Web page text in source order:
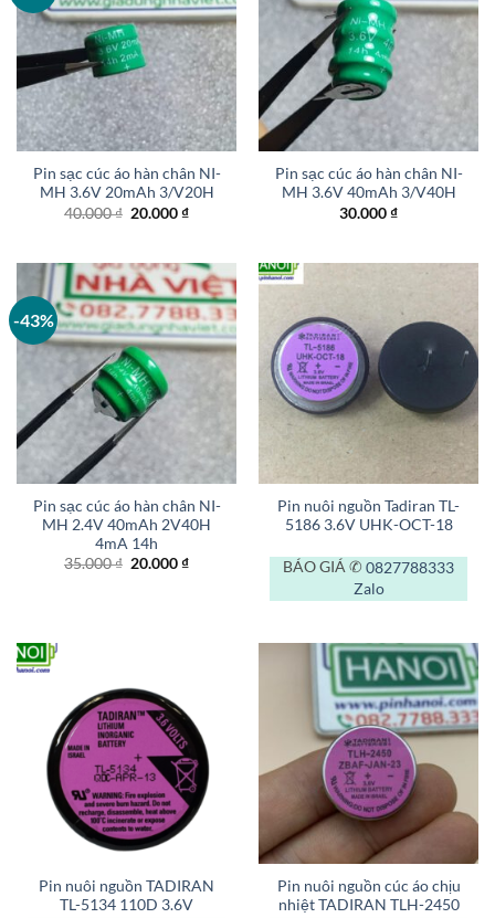
Pin sạc cúc áo hàn chân NI-
MH 3.6V 20mAh 3/V20H
40.000₫ Giá
20.000₫Giá
20.000 ₫.
Pin sạc cúc áo hàn chân NI-
MH 3.6V 40mAh 3/V40H
30.000₫
-43%
Pin sạc cúc áo hàn chân NI-
MH 2.4V 40mAh 2V40H
4mA 14h
35.000₫ Giá
20.000₫Giá
Pin nuôi nguồn Tadiran TL-
5186 3.6V UHK-OCT-18
BÁO GIÁ ✆ 0827788333
Zalo
Pin nuôi nguồn TADIRAN
TL-5134 110D 3.6V
Pin nuôi nguồn cúc áo chịu
nhiệt TADIRAN TLH-2450